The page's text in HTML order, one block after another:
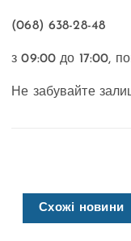
(068) 638-28-48
з 09:00 до 17:00,
Не забувайте
Схожі новини